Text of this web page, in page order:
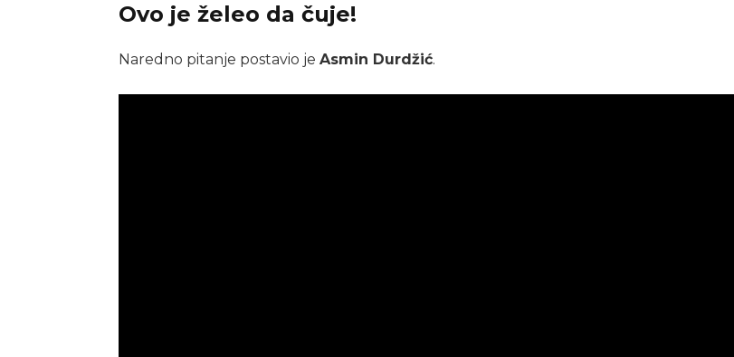
Ovo je želeo da čuje!
Naredno pitanje postavio jeAsmin Durdžić.